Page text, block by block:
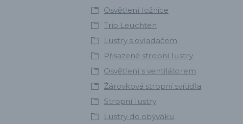
Osvětlení ložnice
Trio Leuchten
Lustry s ovladačem
Přisazené stropní lustry
Osvětlení s ventilátorem
Žárovková stropní svítidla
Stropní lustry
Lustry do obýváku